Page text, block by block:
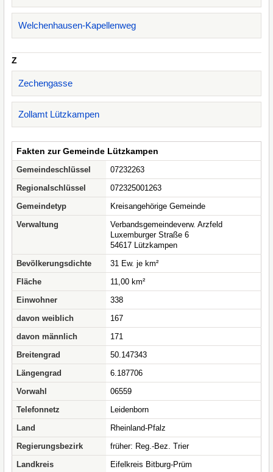
Welchenhausen-Kapellenweg
Z
Zechengasse
Zollamt Lützkampen
Fakten zur Gemeinde Lützkampen
Gemeindeschlüssel
07232263
Regionalschlüssel
072325001263
Gemeindetyp
Kreisangehörige Gemeinde
Verwaltung
Verbandsgemeindeverw. Arzfeld
Luxemburger Straße 6
54617 Lützkampen
Bevölkerungsdichte
31 Ew. je km²
Fläche
11,00 km²
Einwohner
338
davon weiblich
167
davon männlich
171
Breitengrad
50.147343
Längengrad
6.187706
Vorwahl
06559
Telefonnetz
Leidenborn
Land
Rheinland-Pfalz
Regierungsbezirk
früher: Reg.-Bez. Trier
Landkreis
Eifelkreis Bitburg-Prüm